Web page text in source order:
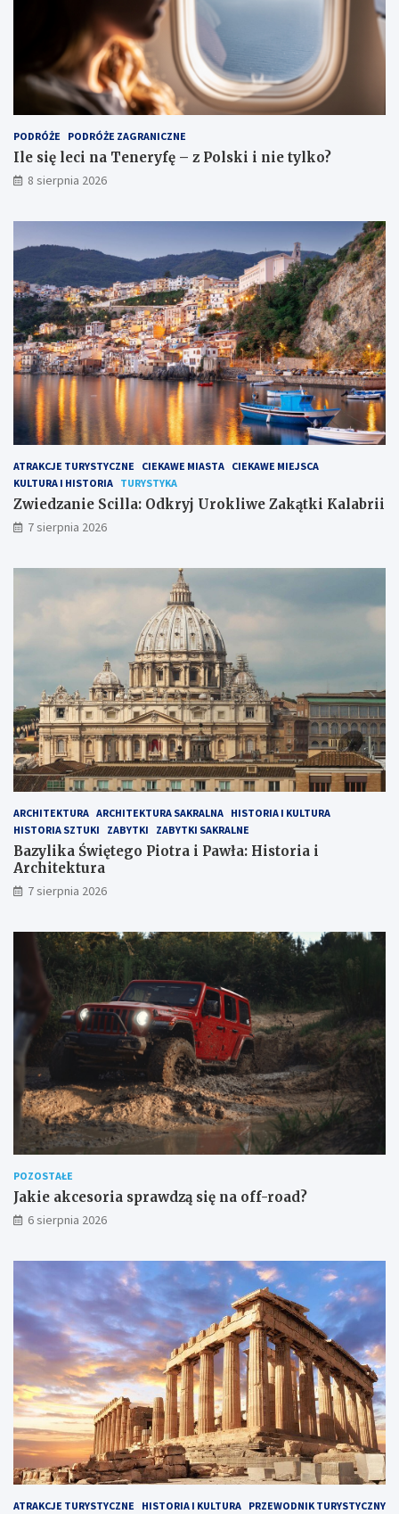
PODRÓŻE PODRÓŻE ZAGRANICZNE
Ile się leci na Teneryfę – z Polski i nie tylko?
8 sierpnia 2026
ATRAKCJE TURYSTYCZNE CIEKAWE MIASTA CIEKAWE MIEJSCA
KULTURA I HISTORIA TURYSTYKA
Zwiedzanie Scilla: Odkryj Urokliwe Zakątki Kalabrii
7 sierpnia 2026
ARCHITEKTURA ARCHITEKTURA SAKRALNA HISTORIA I KULTURA
HISTORIA SZTUKI
ZABYTKI ZABYTKI SAKRALNE
Bazylika Świętego Piotra i Pawła: Historia i
Architektura
7 sierpnia 2026
POZOSTAŁE
Jakie akcesoria sprawdzą się na off-road?
6 sierpnia 2026
ATRAKCJE TURYSTYCZNE HISTORIA I KULTURA PRZEWODNIK TURYSTYCZNY